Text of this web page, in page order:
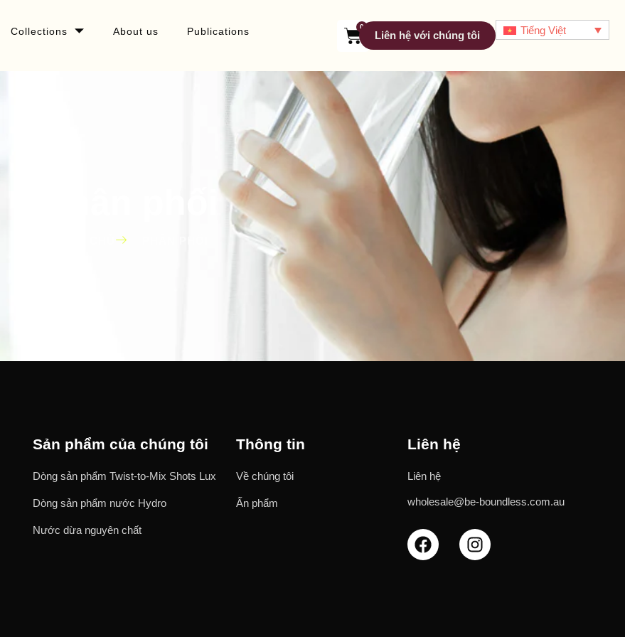
Collections About us Publications 0
Liên hệ với chúng tôi Tiếng Việt
Sản phẩm của chúng tôi
Dòng sản phẩm Twist-to-Mix Shots Lux
Dòng sản phẩm nước Hydro
Nước dừa nguyên chất
Thông tin
Về chúng tôi
Ấn phẩm
Liên hệ
Liên hệ
wholesale@be-boundless.com.au